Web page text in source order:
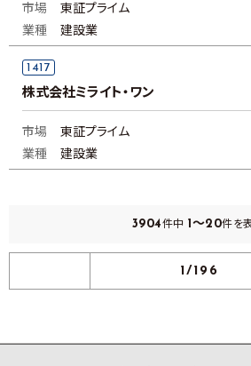
市場
東証プライム
業種
建設業
1417
株式会社ミライト・ワン
市場
東証プライム
業種
建設業
3904件中 1～20件を
1/196